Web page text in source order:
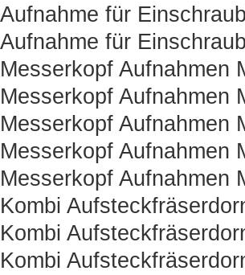
Aufnahme für
Aufnahme für
Messerkopf Aufnahmen
Messerkopf Aufnahmen
Messerkopf Aufnahmen
Messerkopf Aufnahmen
Messerkopf Aufnahmen
Kombi
Kombi
Kombi